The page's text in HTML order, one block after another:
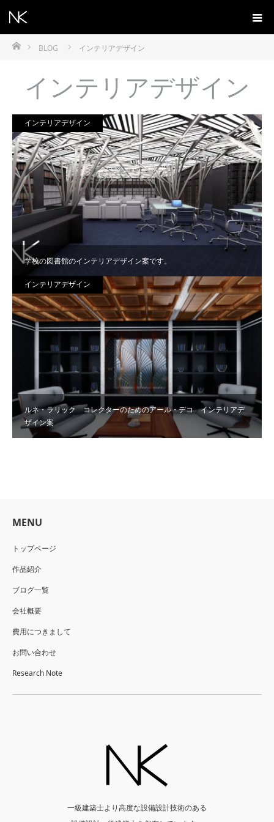
ホームBLOG インテリアデザイン
インテリアデザイン
学校の図書館のインテリアデザイン案です。
インテリアデザイン
ルネ・ラリック コレクターのためのアール・デコ インテリアデ
ザイン案
インテリアデザイン
MENU
トップページ
作品紹介
ブログ一覧
会社概要
費用につきまして
お問い合わせ
Research Note
一級建築士より高度な設備設計技術のある